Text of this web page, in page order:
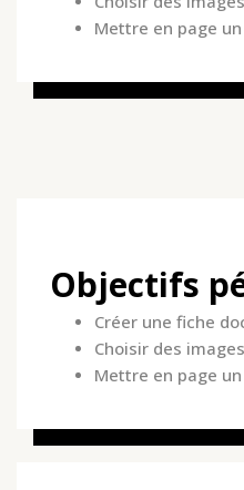
Mettre en page
Objectifs
Créer une fiche
Choisir des
Mettre en page